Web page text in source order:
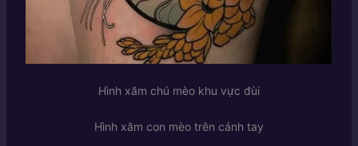
Hình xăm chú mèo khu vực đùi
Hình xăm con mèo trên cánh tay